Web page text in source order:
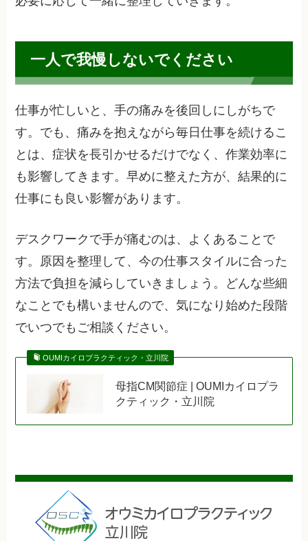
一人で我慢しないでください
仕事が忙しいと、手の痛みを後回しにしがちで
す。でも、痛みを抱えながら毎日仕事を続けるこ
とは、症状を長引かせるだけでなく、作業効率に
も影響してきます。早めに整えた方が、結果的に
仕事にも良い影響があります。
デスクワークで手が痛むのは、よくあることで
す。原因を整理して、今の仕事スタイルに合った
方法で負担を減らしていきましょう。どんな些細
なことでも構いませんので、気になり始めた段階
でいつでもご相談ください。
OUMIカイロプラクティック・立川院
母指CM関節症 | OUMIカイロプラ
クティック・立川院